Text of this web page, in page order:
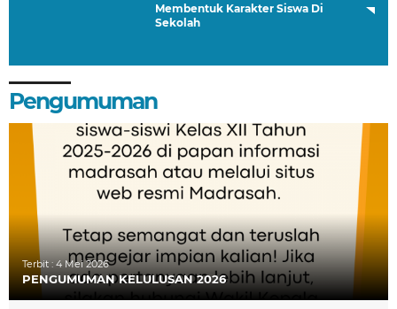
Membentuk Karakter Siswa Di
Sekolah
Pengumuman
Terbit : 4 Mei 2026
PENGUMUMAN KELULUSAN 2026